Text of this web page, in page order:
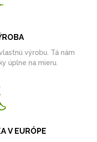
výrobu. Tá nám
úplne na mieru.
V EURÓPE